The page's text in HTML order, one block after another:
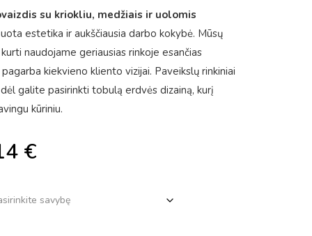
su kriokliu, medžiais ir uolomis
estetika ir aukščiausia darbo kokybė. Mūsų
naudojame geriausias rinkoje esančias
kiekvieno kliento vizijai. Paveikslų rinkiniai
galite pasirinkti tobulą erdvės dizainą, kurį
kūriniu.
€